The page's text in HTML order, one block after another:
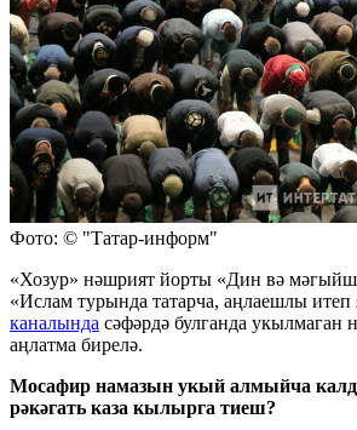
Фото: © "Татар-информ"
«Хозур» нәшрият йорты «Дин вә
«Ислам турында татарча, аңлаешлы итеп
каналында сәфәрдә булганда укылмаган
аңлатма бирелә.
Мосафир намазын укый алмыйча
рәкәгать каза кылырга тиеш?